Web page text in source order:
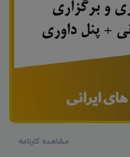
مشاهده کارنامه